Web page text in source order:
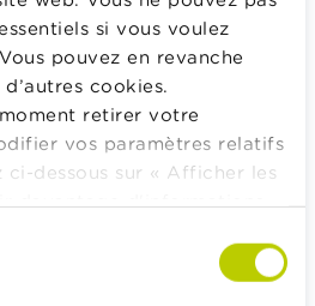
si vous voulez
pouvez en revanche
cookies.
retirer votre
vos paramètres relatifs
ci-dessous sur « Afficher les
intégralité
virer davantage que le
sur votre compte à moins
à aller en négatif.
avez aussi lapreuve du
de compte.
indiquer une
virement, en guise d'aide-